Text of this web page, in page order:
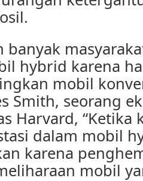
banyak
hybrid karena
mobil
Smith, seorang
Harvard, “Ketika
dalam mobil
karena
mobil